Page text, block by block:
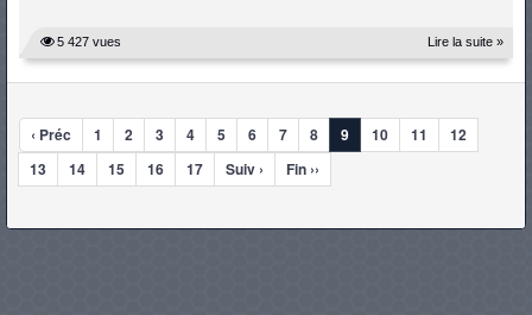
5 427 vues Lire la suite »
‹ Préc 1 2 3 4 5 6 7 8 9 10 11
12
13
14 15 16 17 Suiv › Fin ››